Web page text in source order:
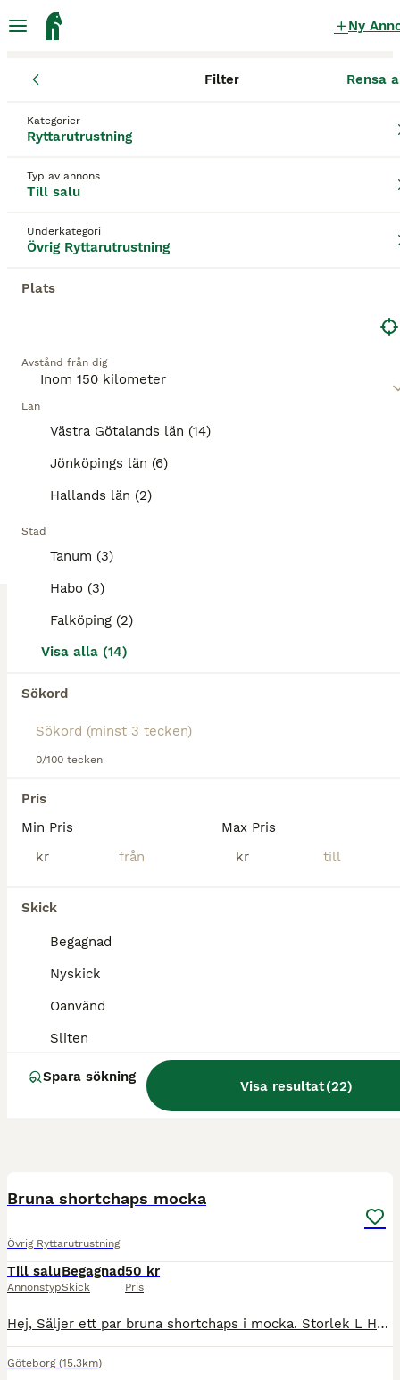
Ny
Filter Rensa
Kategorier
Ryttarutrustning
Typ av annons
Till salu
Underkategori
Övrig Ryttarutrustning
Plats
Avstånd från dig
Län
Västra Götalands län (14)
Jönköpings län (6)
Hallands län (2)
Stad
Tanum (3)
Habo (3)
Falköping (2)
Visa alla (14)
Sökord
0/100 tecken
Pris
Min Pris
kr
Max Pris
kr
Skick
Begagnad
Nyskick
Oanvänd
Sliten
Spara sökning
Visa resultat(22)
Övrig Ryttarutrustning till salu
Spara sökning
Oanvänd stövelväska
AnnonstypSkick Pris
Dyon shortchaps barn
Övrig Ryttarutrustning
Till salu
Annonstyp
Nyskick
Skick
300 kr
Pris
Bruna shortchaps mocka
Övrig Ryttarutrustning
Till salu
Annonstyp
Begagnad
Skick
50 kr
Pris
Hej, Säljer ett par bruna shortchaps i mocka. Storlek L Hämtas i Göteborg alternativt skickas mot att köparen betalar frakten.
Göteborg (15.3km)